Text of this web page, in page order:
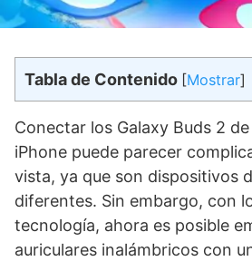
Tabla de Contenido [Mostrar]
Conectar los Galaxy Buds 2
iPhone puede parecer
vista, ya que son⁤ dispositivos
⁢diferentes. Sin⁣ embargo, con
tecnología, ‌ahora es posible⁢
auriculares inalámbricos ⁤con